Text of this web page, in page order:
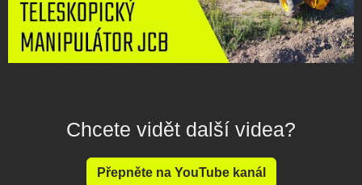
Chcete vidět další videa?
Přepněte na YouTube kanál